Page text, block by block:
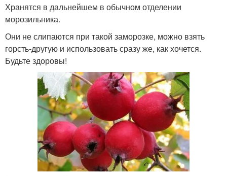
Хранятся в дальнейшем в обычном отделении
морозильника.
Они не слипаются при такой заморозке, можно взять
горсть-другую и использовать сразу же, как хочется.
Будьте здоровы!